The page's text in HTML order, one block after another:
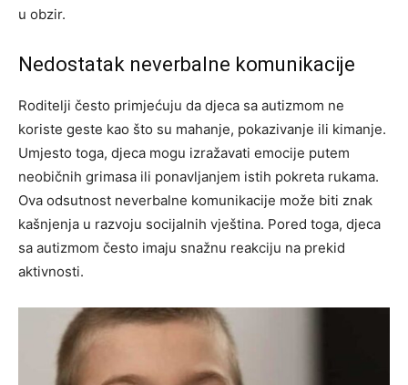
u obzir.
Nedostatak neverbalne komunikacije
Roditelji često primjećuju da djeca sa autizmom ne
koriste geste kao što su mahanje, pokazivanje ili kimanje.
Umjesto toga, djeca mogu izražavati emocije putem
neobičnih grimasa ili ponavljanjem istih pokreta rukama.
Ova odsutnost neverbalne komunikacije može biti znak
kašnjenja u razvoju socijalnih vještina. Pored toga, djeca
sa autizmom često imaju snažnu reakciju na prekid
aktivnosti.